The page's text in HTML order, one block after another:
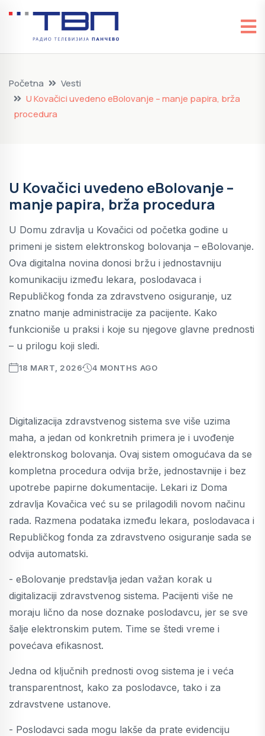
Početna
Vesti
U Kovačici uvedeno eBolovanje – manje papira, brža
procedura
U Kovačici uvedeno eBolovanje –
manje papira, brža procedura
U Domu zdravlja u Kovačici od početka godine u
primeni je sistem elektronskog bolovanja – eBolovanje.
Ova digitalna novina donosi bržu i jednostavniju
komunikaciju između lekara, poslodavaca i
Republičkog fonda za zdravstveno osiguranje, uz
znatno manje administracije za pacijente. Kako
funkcioniše u praksi i koje su njegove glavne prednosti
– u prilogu koji sledi.
18 MART, 2026 4 MONTHS AGO
Digitalizacija zdravstvenog sistema sve više uzima
maha, a jedan od konkretnih primera je i uvođenje
elektronskog bolovanja. Ovaj sistem omogućava da se
kompletna procedura odvija brže, jednostavnije i bez
upotrebe papirne dokumentacije. Lekari iz Doma
zdravlja Kovačica već su se prilagodili novom načinu
rada. Razmena podataka između lekara, poslodavaca i
Republičkog fonda za zdravstveno osiguranje sada se
odvija automatski.
- eBolovanje predstavlja jedan važan korak u
digitalizaciji zdravstvenog sistema. Pacijenti više ne
moraju lično da nose doznake poslodavcu, jer se sve
šalje elektronskim putem. Time se štedi vreme i
povećava efikasnost.
Jedna od ključnih prednosti ovog sistema je i veća
transparentnost, kako za poslodavce, tako i za
zdravstvene ustanove.
- Poslodavci sada mogu lakše da prate evidenciju